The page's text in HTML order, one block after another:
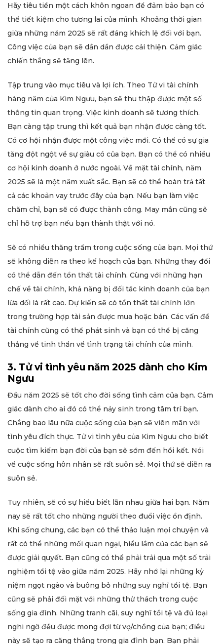
Hãy tiêu tiền một cách khôn ngoan để đảm bảo bạn có
thể tiết kiệm cho tương lai của mình. Khoảng thời gian
giữa những năm 2025 sẽ rất đáng khích lệ đối với bạn.
Công việc của bạn sẽ dần dần được cải thiện. Cảm giác
chiến thắng sẽ tăng lên.
Tập trung vào mục tiêu và lợi ích. Theo Tử vi tài chính
hàng năm của Kim Ngưu, bạn sẽ thu thập được một số
thông tin quan trọng. Việc kinh doanh sẽ tương thích.
Bạn càng tập trung thì kết quả bạn nhận được càng tốt.
Có cơ hội nhận được một công việc mới. Có thể có sự gia
tăng đột ngột về sự giàu có của bạn. Bạn có thể có nhiều
cơ hội kinh doanh ở nước ngoài. Về mặt tài chính, năm
2025 sẽ là một năm xuất sắc. Bạn sẽ có thể hoàn trả tất
cả các khoản vay trước đây của bạn. Nếu bạn làm việc
chăm chỉ, bạn sẽ có được thành công. May mắn cũng sẽ
chỉ hỗ trợ bạn nếu bạn thành thật với nó.
Sẽ có nhiều thăng trầm trong cuộc sống của bạn. Mọi thứ
sẽ không diễn ra theo kế hoạch của bạn. Những thay đổi
có thể dẫn đến tổn thất tài chính. Cùng với những hạn
chế về tài chính, khả năng bị đối tác kinh doanh của bạn
lừa dối là rất cao. Dự kiến sẽ có tổn thất tài chính lớn
trong trường hợp tài sản được mua hoặc bán. Các vấn đề
tài chính cũng có thể phát sinh và bạn có thể bị căng
thẳng về tinh thần về tình trạng tài chính của mình.
3. Tử vi tình yêu năm 2025 dành cho Kim
Ngưu
Đầu năm 2025 sẽ tốt cho đời sống tình cảm của bạn. Cảm
giác dành cho ai đó có thể nảy sinh trong tâm trí bạn.
Chẳng bao lâu nữa cuộc sống của bạn sẽ viên mãn với
tình yêu đích thực. Tử vi tình yêu của Kim Ngưu cho biết
cuộc tìm kiếm bạn đời của bạn sẽ sớm đến hồi kết. Nói
về cuộc sống hôn nhân sẽ rất suôn sẻ. Mọi thứ sẽ diễn ra
suôn sẻ.
Tuy nhiên, sẽ có sự hiểu biết lẫn nhau giữa hai bạn. Năm
nay sẽ rất tốt cho những người theo đuổi việc ổn định.
Khi sống chung, các bạn có thể thảo luận mọi chuyện và
rất có thể những mối quan ngại, hiểu lầm của các bạn sẽ
được giải quyết. Bạn cũng có thể phải trải qua một số trải
nghiệm tồi tệ vào giữa năm 2025. Hãy nhớ lại những kỷ
niệm ngọt ngào và buông bỏ những suy nghĩ tồi tệ. Bạn
cũng sẽ phải đối mặt với những thử thách trong cuộc
sống gia đình. Những tranh cãi, suy nghĩ tồi tệ và đủ loại
nghi ngờ đều được mong đợi từ vợ/chồng của bạn; điều
này sẽ tạo ra căng thẳng trong gia đình bạn. Bạn phải